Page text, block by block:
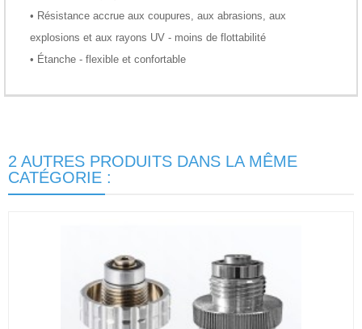
• Résistance accrue aux coupures, aux abrasions, aux
explosions et aux rayons UV - moins de flottabilité
• Étanche - flexible et confortable
2 AUTRES PRODUITS DANS LA MÊME
CATÉGORIE :